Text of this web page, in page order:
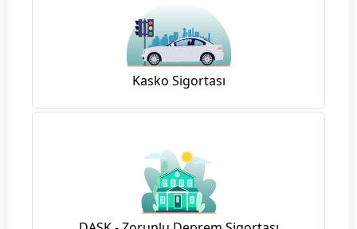
Kasko Sigortası